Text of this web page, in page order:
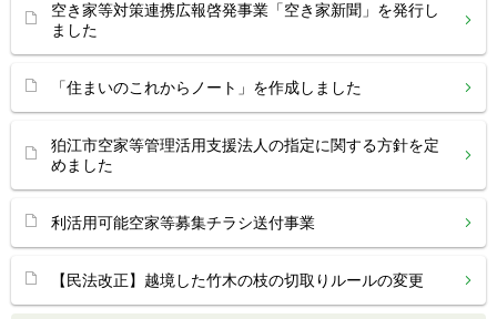
空き家等対策連携広報啓発事業「空き家新聞」を発行し
ました
「住まいのこれからノート」を作成しました
狛江市空家等管理活用支援法人の指定に関する方針を定
めました
利活用可能空家等募集チラシ送付事業
【民法改正】越境した竹木の枝の切取りルールの変更